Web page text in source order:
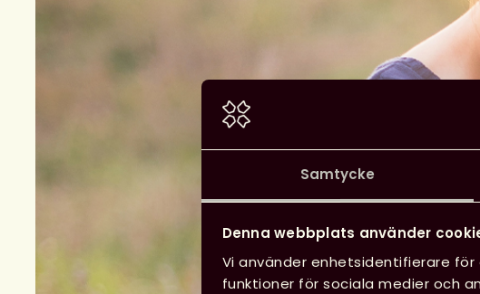
Samtycke
Denna webbplats använder
Vi använder enhetsidentifierare
funktioner för sociala medier och